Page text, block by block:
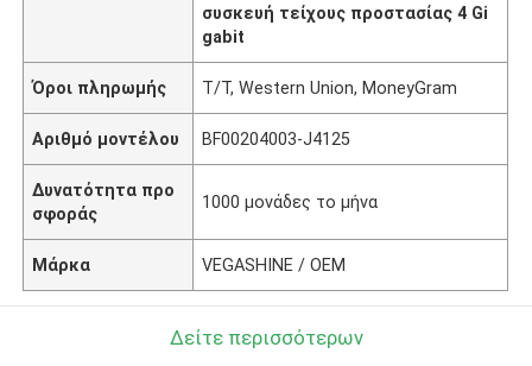
συσκευή τείχους προστασίας 4 Gi
gabit
Όροι πληρωμής T/T, Western Union, MoneyGram
Αριθμό μοντέλου BF00204003-J4125
Δυνατότητα προ
σφοράς
1000 μονάδες το μήνα
Μάρκα VEGASHINE / OEM
Δείτε περισσότερων